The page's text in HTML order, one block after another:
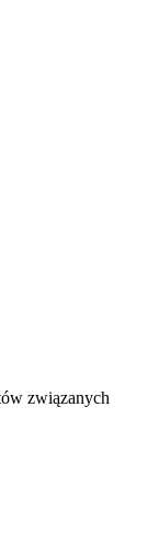
związanych